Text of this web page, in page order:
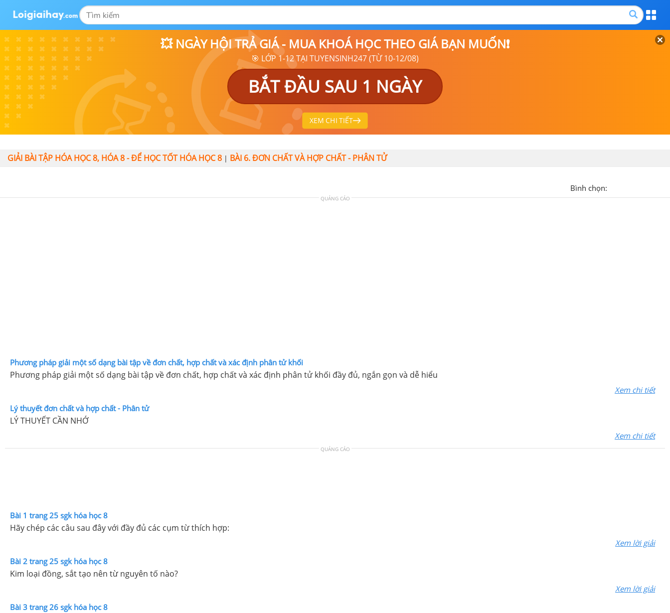
💥 NGÀY HỘI TRẢ GIÁ - MUA KHOÁ HỌC THEO GIÁ BẠN MUỐN❗
🎯 LỚP 1-12 TẠI TUYENSINH247 (TỪ 10-12/08)
BẮT ĐẦU SAU 1 NGÀY
XEM CHI TIẾT
GIẢI BÀI TẬP HÓA HỌC 8, HÓA 8 - ĐỂ HỌC TỐT HÓA HỌC 8 | BÀI 6. ĐƠN CHẤT VÀ HỢP CHẤT - PHÂN TỬ
Bình chọn:
QUẢNG CÁO
Phương pháp giải một số dạng bài tập về đơn chất, hợp chất và xác định phân tử khối
Phương pháp giải một số dạng bài tập về đơn chất, hợp chất và xác định phân tử khối đầy đủ, ngắn gọn và dễ hiểu
Xem chi tiết
Lý thuyết đơn chất và hợp chất - Phân tử
LÝ THUYẾT CẦN NHỚ
Xem chi tiết
QUẢNG CÁO
Bài 1 trang 25 sgk hóa học 8
Hãy chép các câu sau đây với đầy đủ các cụm từ thích hợp:
Xem lời giải
Bài 2 trang 25 sgk hóa học 8
Kim loại đồng, sắt tạo nên từ nguyên tố nào?
Xem lời giải
Bài 3 trang 26 sgk hóa học 8